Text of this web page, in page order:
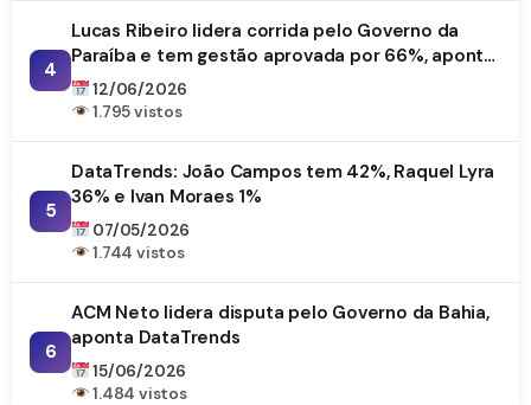
4
Lucas Ribeiro lidera corrida pelo Governo da
Paraíba e tem gestão aprovada por 66%, aponta
DataTrends
12/06/2026
1.795 vistos
5
DataTrends: João Campos tem 42%, Raquel Lyra
36% e Ivan Moraes 1%
07/05/2026
1.744 vistos
6
ACM Neto lidera disputa pelo Governo da Bahia,
aponta DataTrends
15/06/2026
1.484 vistos